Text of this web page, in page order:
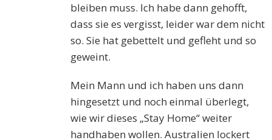
bleiben muss. Ich habe dann gehofft,
dass sie es vergisst, leider war dem nicht
so. Sie hat gebettelt und gefleht und so
geweint.
Mein Mann und ich haben uns dann
hingesetzt und noch einmal überlegt,
wie wir dieses „Stay Home“ weiter
handhaben wollen. Australien lockert